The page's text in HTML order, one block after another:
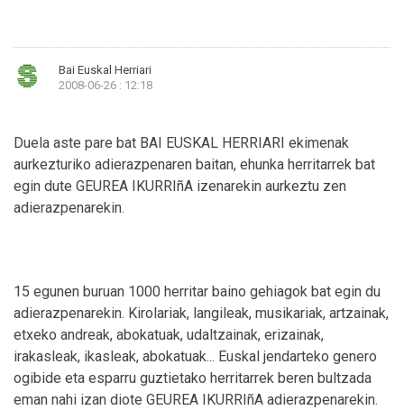
Bai Euskal Herriari
2008-06-26 : 12:18
Duela aste pare bat BAI EUSKAL HERRIARI ekimenak
aurkezturiko adierazpenaren baitan, ehunka herritarrek bat
egin dute GEUREA IKURRIñA izenarekin aurkeztu zen
adierazpenarekin.
15 egunen buruan 1000 herritar baino gehiagok bat egin du
adierazpenarekin. Kirolariak, langileak, musikariak, artzainak,
etxeko andreak, abokatuak, udaltzainak, erizainak,
irakasleak, ikasleak, abokatuak... Euskal jendarteko genero
ogibide eta esparru guztietako herritarrek beren bultzada
eman nahi izan diote GEUREA IKURRIñA adierazpenarekin.